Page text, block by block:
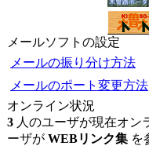
メールソフトの設定
メールの振り分け方法
メールのポート変更方法
オンライン状況
3 人のユーザが現在オン
ーザが WEBリンク集 を